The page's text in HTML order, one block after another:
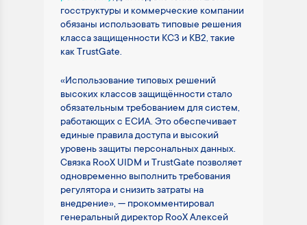
госструктуры и коммерческие компании
обязаны использовать типовые решения
класса защищенности КС3 и КВ2, такие
как TrustGate.
«Использование типовых решений
высоких классов защищённости стало
обязательным требованием для систем,
работающих с ЕСИА. Это обеспечивает
единые правила доступа и высокий
уровень защиты персональных данных.
Связка RooX UIDM и TrustGate позволяет
одновременно выполнить требования
регулятора и снизить затраты на
внедрение», — прокомментировал
генеральный директор RooX Алексей